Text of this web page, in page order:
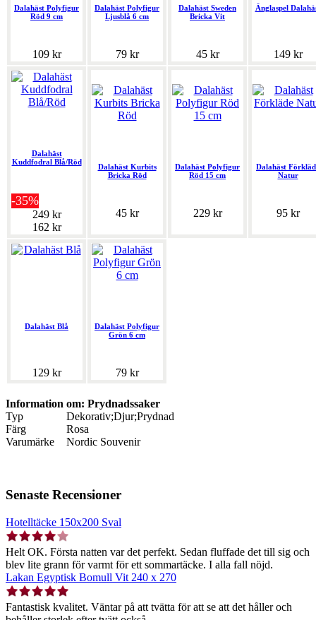
Dalahäst Polyfigur
Röd 9 cm
109 kr
Dalahäst Polyfigur
Ljusblå 6 cm
79 kr
Dalahäst Sweden
Bricka Vit
45 kr
Änglaspel
149 kr
Dalahäst
Kuddfodral Blå/Röd
-35%
249 kr
162 kr
Dalahäst Kurbits
Bricka Röd
45 kr
Dalahäst Polyfigur
Röd 15 cm
229 kr
Dalahäst
Natur
95 kr
Dalahäst Blå
129 kr
Dalahäst Polyfigur
Grön 6 cm
79 kr
Information om: Prydnadssaker
Typ
Dekorativ;Djur;Prydnad
Färg
Rosa
Varumärke
Nordic Souvenir
Senaste Recensioner
Hotelltäcke 150x200 Sval
Helt OK. Första natten var det perfekt. Sedan fluffade det till sig och
blev lite grann för varmt för ett sommartäcke. I alla fall nöjd.
Lakan Egyptisk Bomull Vit 240 x 270
Fantastisk kvalitet. Väntar på att tvätta för att se att det håller och